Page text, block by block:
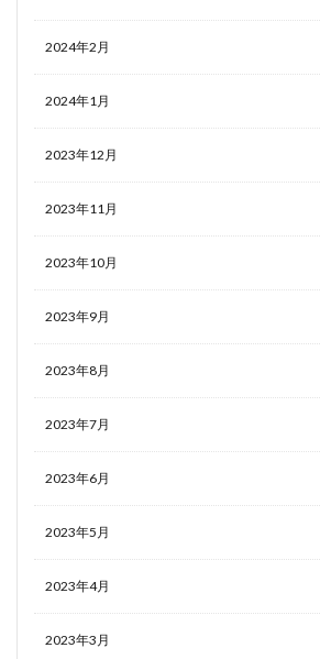
2024年2月
2024年1月
2023年12月
2023年11月
2023年10月
2023年9月
2023年8月
2023年7月
2023年6月
2023年5月
2023年4月
2023年3月